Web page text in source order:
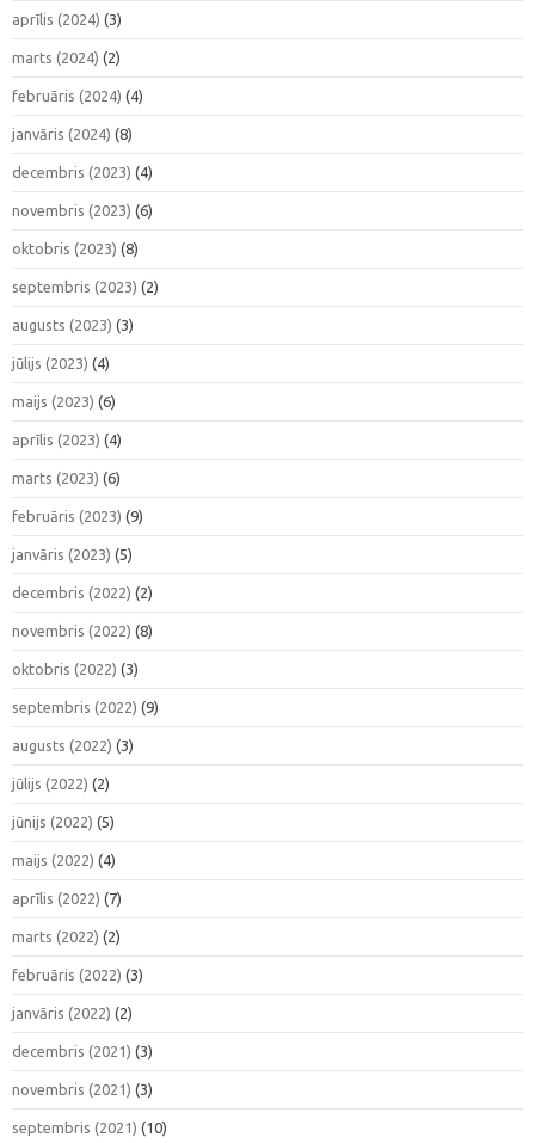
aprīlis (2024) (3)
marts (2024) (2)
februāris (2024) (4)
janvāris (2024) (8)
decembris (2023) (4)
novembris (2023) (6)
oktobris (2023) (8)
septembris (2023) (2)
augusts (2023) (3)
jūlijs (2023) (4)
maijs (2023) (6)
aprīlis (2023) (4)
marts (2023) (6)
februāris (2023) (9)
janvāris (2023) (5)
decembris (2022) (2)
novembris (2022) (8)
oktobris (2022) (3)
septembris (2022) (9)
augusts (2022) (3)
jūlijs (2022) (2)
jūnijs (2022) (5)
maijs (2022) (4)
aprīlis (2022) (7)
marts (2022) (2)
februāris (2022) (3)
janvāris (2022) (2)
decembris (2021) (3)
novembris (2021) (3)
septembris (2021) (10)